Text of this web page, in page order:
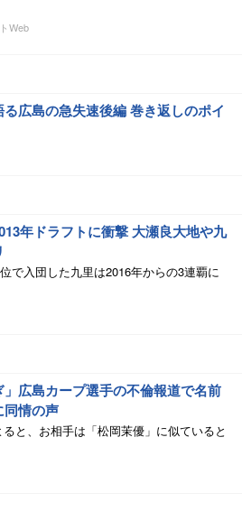
Web
広島の急失速後編 巻き返しのポイ
年ドラフトに衝撃 大瀬良大地や九
で入団した九里は2016年からの3連覇に
」広島カープ選手の不倫報道で名前
同情の声
と、お相手は「松岡茉優」に似ていると